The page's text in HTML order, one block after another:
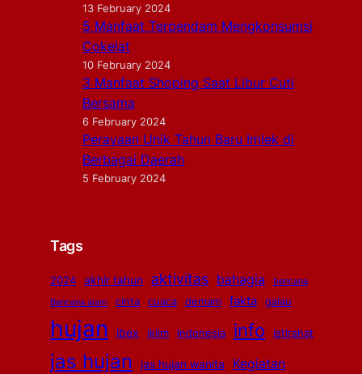
13 February 2024
5 Manfaat Terpendam Mengkonsumsi
Cokelat
10 February 2024
3 Manfaat Shoping Saat Libur Cuti
Bersama
6 February 2024
Perayaan Unik Tahun Baru Imlek di
Berbagai Daerah
5 February 2024
Tags
2024 akhir tahun aktivitas bahagia
bencana
Bencana alam
cinta cuaca demam fakta galau
hujan ibex iklim Indonesia info istirahat
jas hujan jas hujan wanita Kegiatan